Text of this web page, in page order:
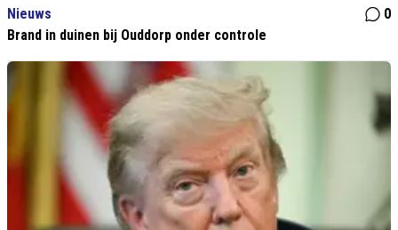
Nieuws
0
Brand in duinen bij Ouddorp onder controle